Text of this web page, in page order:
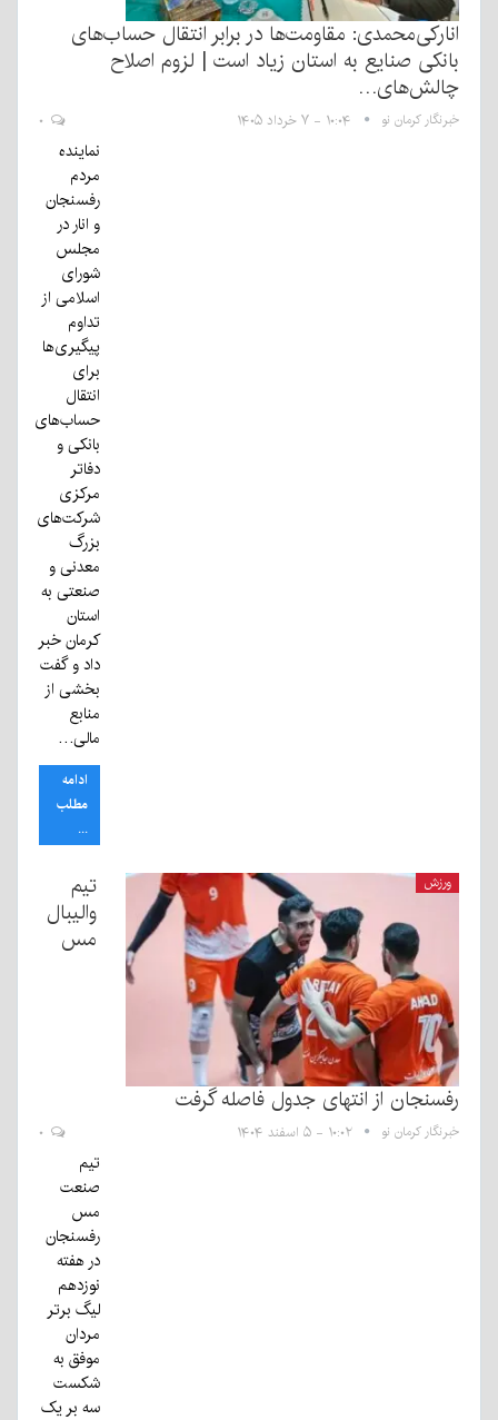
انارکی‌محمدی: مقاومت‌ها در برابر انتقال حساب‌های
بانکی صنایع به استان زیاد است | لزوم اصلاح
چالش‌های…
خبرنگار کرمان نو ۱۰:۰۴ - ۷ خرداد ۱۴۰۵
نماینده
مردم
رفسنجان
و انار در
مجلس
شورای
اسلامی از
تداوم
پیگیری‌ها
برای
انتقال
حساب‌های
بانکی و
دفاتر
مرکزی
شرکت‌های
بزرگ
معدنی و
صنعتی به
استان
کرمان خبر
داد و گفت
بخشی از
منابع
مالی…
ادامه
مطلب
...
ورزش
تیم
والیبال
مس
رفسنجان از انتهای جدول فاصله گرفت
خبرنگار کرمان نو ۱۰:۰۲ - ۵ اسفند ۱۴۰۴
تیم
صنعت
مس
رفسنجان
در هفته
نوزدهم
لیگ برتر
مردان
موفق به
شکست
سه بر یک